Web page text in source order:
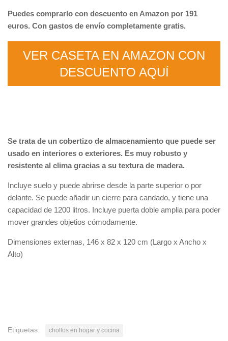
Puedes comprarlo con descuento en Amazon por 191
euros. Con gastos de envío completamente gratis.
VER CASETA EN AMAZON CON
DESCUENTO AQUÍ
Se trata de un cobertizo de almacenamiento que puede ser
usado en interiores o exteriores. Es muy robusto y
resistente al clima gracias a su textura de madera.
Incluye suelo y puede abrirse desde la parte superior o por
delante. Se puede añadir un cierre para candado, y tiene una
capacidad de 1200 litros. Incluye puerta doble amplia para poder
mover grandes objetios cómodamente.
Dimensiones externas, 146 x 82 x 120 cm (Largo x Ancho x
Alto)
Etiquetas: chollos en hogar y cocina